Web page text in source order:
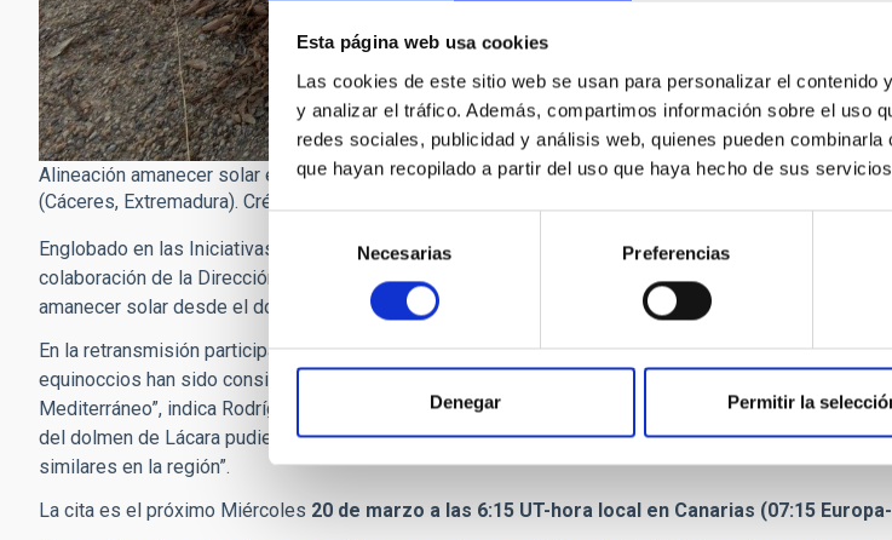
Esta página web usa cookies
Las cookies de este sitio web se usan para personalizar el
y analizar el tráfico. Además, compartimos información sobre el uso
redes sociales, publicidad y análisis web, quienes pueden
que hayan recopilado a partir del uso que haya hecho de sus
de
consentimiento
Necesarias Preferencias
Denegar Permitir la
Alineación amanecer solar en el Equinoccio de otoño y el eje principal del Dolmen Zafra III en
(Cáceres, Extremadura). Crédito: Anais Pascual.
Englobado en las Iniciativas de Contaminación Lumínica (LPI en inglés) de STARS4ALL (stars4all.eu)
colaboración de la Dirección General de Turismo (Junta de Extremadura), el canal sky-live.tv
amanecer solar desde el dolmen de Lácara.
En la retransmisión participará la Dra. Andrea Rodríguez Antón, que pertenece al grupo de
equinoccios han sido considerados momentos de regeneración y transición para diferentes culturas
Mediterráneo”, indica Rodríguez Antón precisando que “según estudios realizados por varios
del dolmen de Lácara pudiera tener una intencionalidad astronómica si se compara con la de otras
similares en la región”.
La cita es el próximo Miércoles 20 de marzo a las 6:15 UT-hora local en Canarias (07:15